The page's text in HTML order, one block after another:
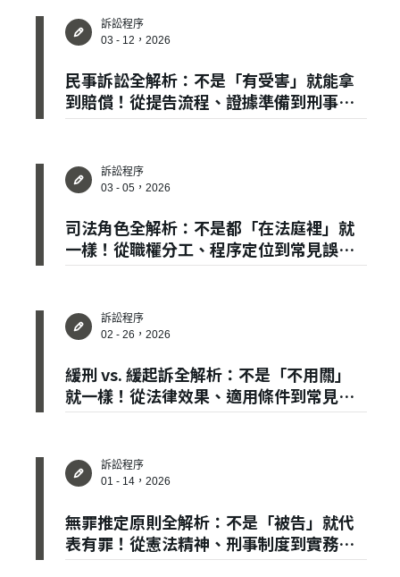
✕
會員登入
訴訟程序
03 - 12，2026
民事訴訟全解析：不是「有受害」就能拿
到賠償！從提告流程、證據準備到刑事附
帶民事，一篇說清楚
訴訟程序
03 - 05，2026
司法角色全解析：不是都「在法庭裡」就
一樣！從職權分工、程序定位到常見誤
解，一次說清楚
訴訟程序
02 - 26，2026
緩刑 vs. 緩起訴全解析：不是「不用關」
就一樣！從法律效果、適用條件到常見誤
解，一次說清楚
訴訟程序
01 - 14，2026
無罪推定原則全解析：不是「被告」就代
表有罪！從憲法精神、刑事制度到實務判
斷，一篇說清楚